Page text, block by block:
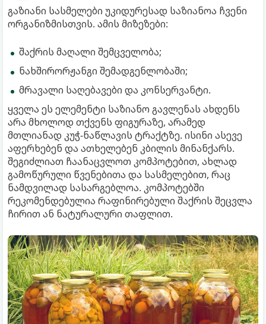
გაზიანი სასმელები უკიდურესად საზიანოა ჩვენი
ორგანიზმისთვის. ამის მიზეზები:
შაქრის მაღალი შემცველობა;
ნახშირორჟანგი შემადგენლობაში;
მრავალი საღებავები და კონსერვანტი.
ყველა ეს ელემენტი საზიანო გავლენას ახდენს
არა მხოლოდ თქვენს ფიგურაზე, არამედ
მთლიანად კუჭ-ნაწლავის ტრაქტზე. ისინი ასევე
აფერხებენ და ათხელებენ კბილის მინანქარს.
შეგიძლიათ ჩაანაცვლოთ კომპოტებით, ახლად
გამოწურული წვენებითა და სასმელებით, რაც
ნამდვილად სასარგებლოა. კომპოტებში
რეკომენდებულია რაფინირებული შაქრის შეცვლა
ჩირით ან ნატურალური თაფლით.